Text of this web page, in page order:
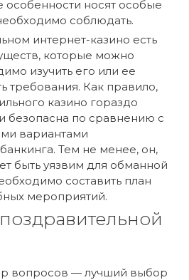
носят особые
соблюдать.
интернет-казино есть
которые можно
изучить его или ее
требования. Как правило,
казино гораздо
безопасна по сравнению с
вариантами
Тем не менее, он,
быть уязвим для обманной
составить план
мероприятий.
вопросов — лучший выбор